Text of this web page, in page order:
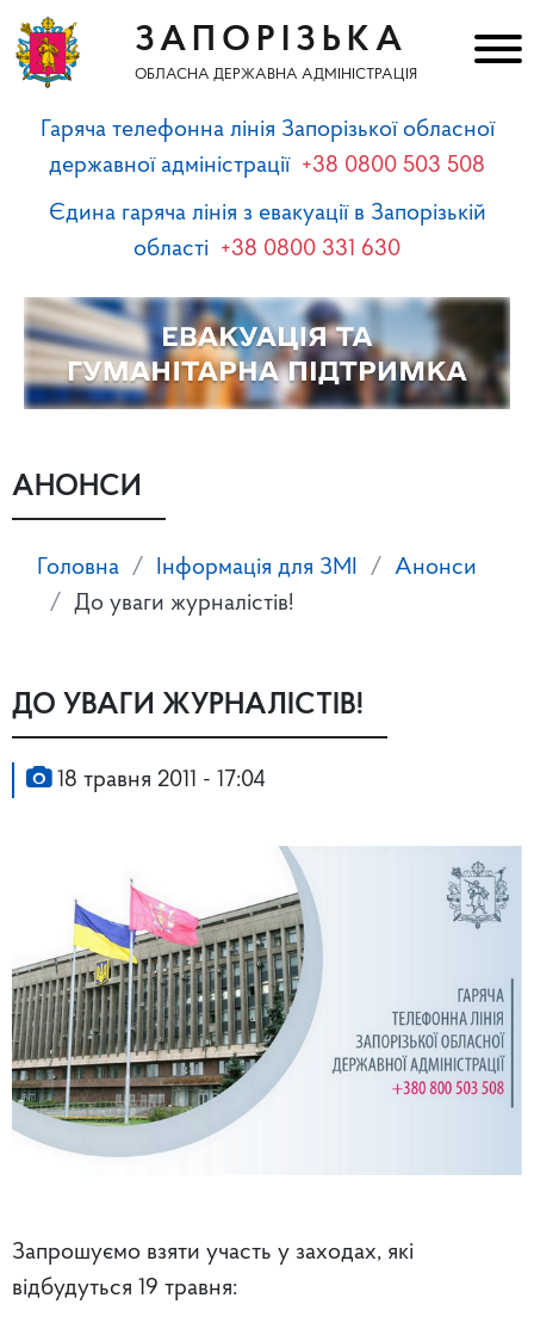
ЗАПОРІЗЬКА
ОБЛАСНА ДЕРЖАВНА АДМІНІСТРАЦІЯ
Гаряча телефонна лінія Запорізької обласної
державної адміністрації +38 0800 503 508
Єдина гаряча лінія з евакуації в Запорізькій
області +38 0800 331 630
АНОНСИ
Головна Інформація для ЗМІ
Анонси
До уваги журналістів!
ДО УВАГИ ЖУРНАЛІСТІВ!
18 травня 2011 - 17:04
Запрошуємо взяти участь у заходах, які
відбудуться 19 травня: